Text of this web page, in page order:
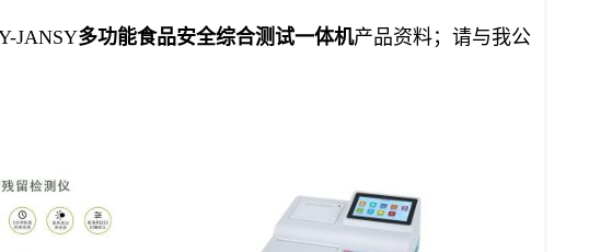
JANSY多功能食品安全综合测试一体机产品资料；请与我公